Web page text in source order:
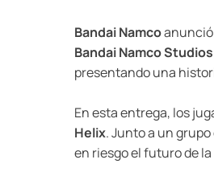
Bandai Namcoanunció
Bandai Namco Studios
presentando una
En esta entrega, los
Helix. Junto a un
en riesgo el futuro de